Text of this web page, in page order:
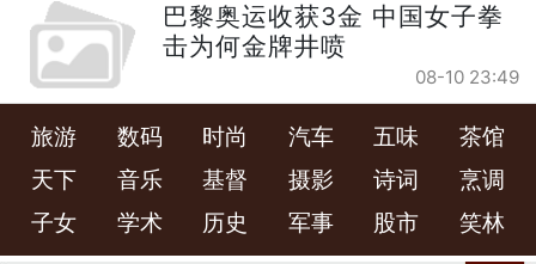
巴黎奥运收获3金 中国女子拳
击为何金牌井喷
08-10 23:49
旅游 数码 时尚 汽车 五味
茶馆
天下
音乐 基督 摄影 诗词
烹调
子女
学术 历史 军事 股市 笑林